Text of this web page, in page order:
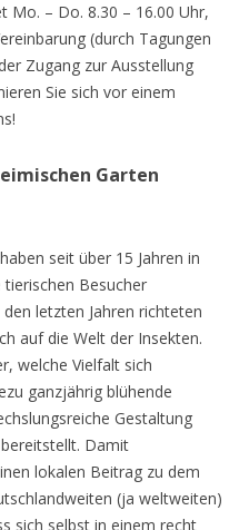
Mo. – Do. 8.30 – 16.00 Uhr,
(durch Tagungen
Zugang zur Ausstellung
Sie sich vor einem
Garten
seit über 15 Jahren in
Besucher
letzten Jahren richteten
auf die Welt der Insekten.
welche Vielfalt sich
ganzjährig blühende
Gestaltung
Damit
lokalen Beitrag zu dem
(ja weltweiten)
sich selbst in einem recht